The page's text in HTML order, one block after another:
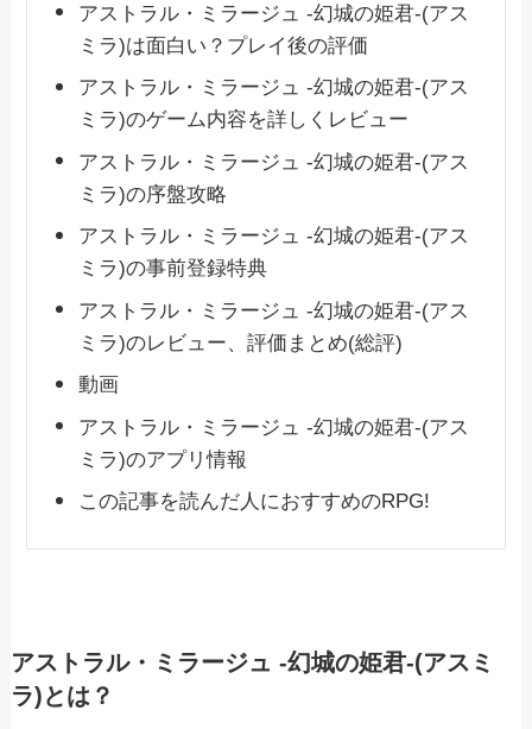
アストラル・ミラージュ -幻城の姫君-(アス
ミラ)は面白い？プレイ後の評価
アストラル・ミラージュ -幻城の姫君-(アス
ミラ)のゲーム内容を詳しくレビュー
アストラル・ミラージュ -幻城の姫君-(アス
ミラ)の序盤攻略
アストラル・ミラージュ -幻城の姫君-(アス
ミラ)の事前登録特典
アストラル・ミラージュ -幻城の姫君-(アス
ミラ)のレビュー、評価まとめ(総評)
動画
アストラル・ミラージュ -幻城の姫君-(アス
ミラ)のアプリ情報
この記事を読んだ人におすすめのRPG!
アストラル・ミラージュ -幻城の姫君-(アスミ
ラ)とは？